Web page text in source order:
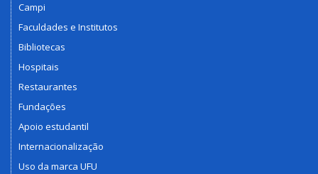
Campi
Faculdades e Institutos
Bibliotecas
Hospitais
Restaurantes
Fundações
Apoio estudantil
Internacionalização
Uso da marca UFU